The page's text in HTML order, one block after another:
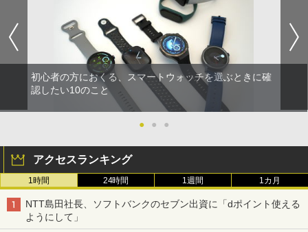
初心者の方におくる、スマートウォッチを選ぶときに確
認したい10のこと
● ● ●
アクセスランキング
1時間 24時間 1週間 1カ月
NTT島田社長、ソフトバンクのセブン出資に「dポイント使える
ようにして」